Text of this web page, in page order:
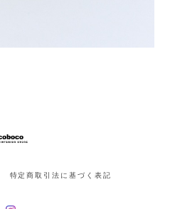
特定商取引法に基づく表記